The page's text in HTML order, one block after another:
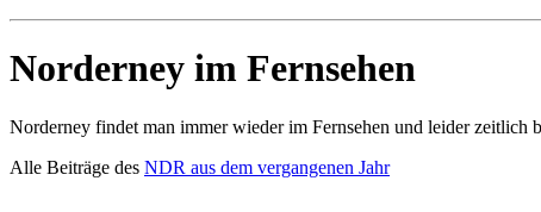
Norderney im Fernsehen
Norderney findet man immer wieder im Fernsehen und leider zeitlich
Alle Beiträge des NDR aus dem vergangenen Jahr